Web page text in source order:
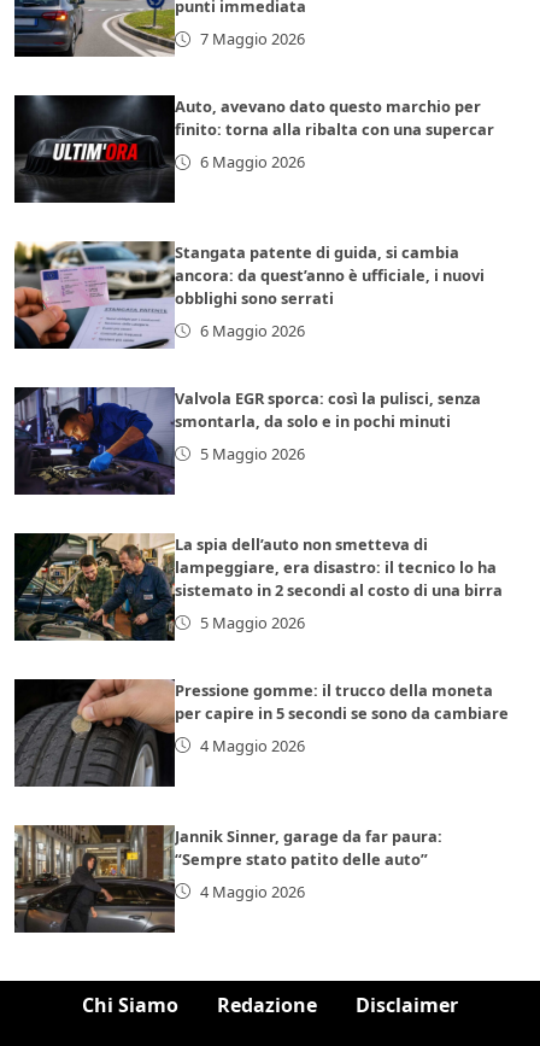
punti immediata
7 Maggio 2026
Auto, avevano dato questo marchio per
finito: torna alla ribalta con una supercar
6 Maggio 2026
Stangata patente di guida, si cambia
ancora: da quest’anno è ufficiale, i nuovi
obblighi sono serrati
6 Maggio 2026
Valvola EGR sporca: così la pulisci, senza
smontarla, da solo e in pochi minuti
5 Maggio 2026
La spia dell’auto non smetteva di
lampeggiare, era disastro: il tecnico lo ha
sistemato in 2 secondi al costo di una birra
5 Maggio 2026
Pressione gomme: il trucco della moneta
per capire in 5 secondi se sono da cambiare
4 Maggio 2026
Jannik Sinner, garage da far paura:
“Sempre stato patito delle auto”
4 Maggio 2026
Chi Siamo Redazione
Disclaimer